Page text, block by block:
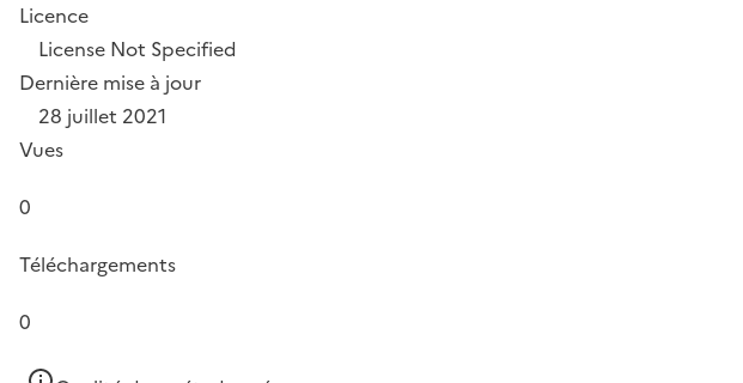
Licence
License Not Specified
Dernière mise à jour
28 juillet 2021
Vues
0
Téléchargements
0